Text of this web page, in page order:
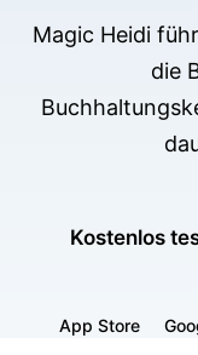
Magic Heidi
die
Kostenlos
App Store